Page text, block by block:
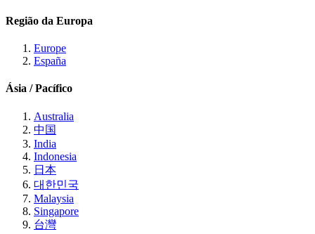
Região da Europa
Europe
España
Ásia / Pacífico
Australia
中国
India
Indonesia
日本
대한민국
Malaysia
Singapore
台灣